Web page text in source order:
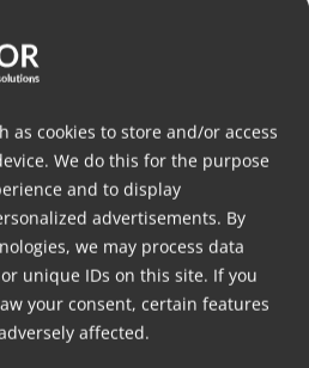
as cookies to store and/or access
We do this for the purpose
and to display
advertisements. By
we may process data
unique IDs on this site. If you
your consent, certain features
affected.
Feeder
ามปริมาตรที่เป็น
งมาพร้อมกับตัว
ทำงานที่หลาก
ดุพลาสติกเข้าสู่การ